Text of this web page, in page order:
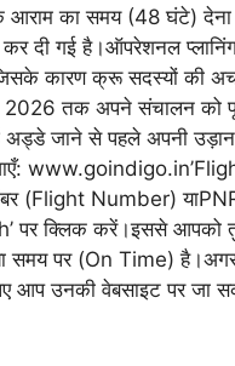
का समय (48 घंटे) देना
कर दी गई है।ऑपरेशनल
कारण क्रू सदस्यों की
2026 तक अपने संचालन को
जाने से पहले अपनी
(Flight Number)
पर क्लिक करें।इससे आपको
पर (On Time) है।अगर
आप उनकी वेबसाइट पर जा